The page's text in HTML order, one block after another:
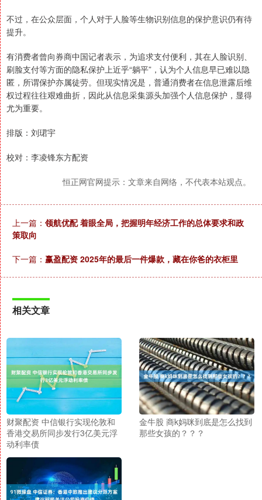
不过，在公众层面，个人对于人脸等生物识别信息的保护意识仍有待
提升。
有消费者曾向券商中国记者表示，为追求支付便利，其在人脸识别、
刷脸支付等方面的隐私保护上近乎“躺平”，认为个人信息早已难以隐
匿，所谓保护亦属徒劳。但现实情况是，普通消费者在信息泄露后维
权过程往往艰难曲折，因此从信息采集源头加强个人信息保护，显得
尤为重要。
排版：刘珺宇
校对：李凌锋东方配资
恒正网官网提示：文章来自网络，不代表本站观点。
上一篇： 领航优配 着眼全局，把握明年经济工作的总体要求和政
策取向
下一篇： 赢盈配资 2025年的最后一件爆款，藏在你爸的衣柜里
相关文章
财聚配资 中信银行实现伦敦和
香港交易所同步发行3亿美元浮
动利率债
金牛股 商k妈咪到底是怎么找到
那些女孩的？？？